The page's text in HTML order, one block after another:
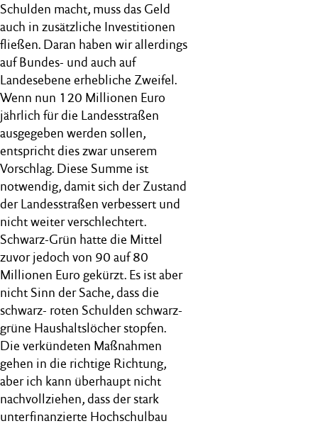
Schulden macht, muss das Geld
auch in zusätzliche Investitionen
fließen. Daran haben wir allerdings
auf Bundes- und auch auf
Landesebene erhebliche Zweifel.
Wenn nun 120 Millionen Euro
jährlich für die Landesstraßen
ausgegeben werden sollen,
entspricht dies zwar unserem
Vorschlag. Diese Summe ist
notwendig, damit sich der Zustand
der Landesstraßen verbessert und
nicht weiter verschlechtert.
Schwarz-Grün hatte die Mittel
zuvor jedoch von 90 auf 80
Millionen Euro gekürzt. Es ist aber
nicht Sinn der Sache, dass die
schwarz- roten Schulden schwarz-
grüne Haushaltslöcher stopfen.
Die verkündeten Maßnahmen
gehen in die richtige Richtung,
aber ich kann überhaupt nicht
nachvollziehen, dass der stark
unterfinanzierte Hochschulbau